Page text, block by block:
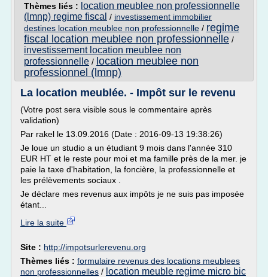
Thèmes liés : location meublee non professionnelle
(lmnp) regime fiscal / investissement immobilier
destines location meublee non professionnelle / regime
fiscal location meublee non professionnelle /
investissement location meublee non
professionnelle / location meublee non
professionnel (lmnp)
La location meublée. - Impôt sur le revenu
(Votre post sera visible sous le commentaire après
validation)
Par rakel le 13.09.2016 (Date : 2016-09-13 19:38:26)
Je loue un studio a un étudiant 9 mois dans l'année 310
EUR HT et le reste pour moi et ma famille près de la mer. je
paie la taxe d'habitation, la foncière, la professionnelle et
les prélèvements sociaux .
Je déclare mes revenus aux impôts je ne suis pas imposée
étant...
Lire la suite
Site : http://impotsurlerevenu.org
Thèmes liés : formulaire revenus des locations meublees
non professionnelles / location meuble regime micro bic